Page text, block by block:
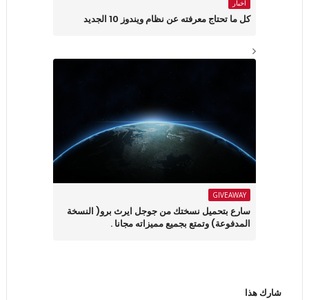
اخبار
كل ما تحتاج معرفته عن نظام ويندوز 10 الجديد
GIVEAWAY
سارع بتحميل نسختك من جوجل ايرث برو( النسخة
المدفوعة) وتمتع بجميع مميزاته مجانا .
شارك هذا